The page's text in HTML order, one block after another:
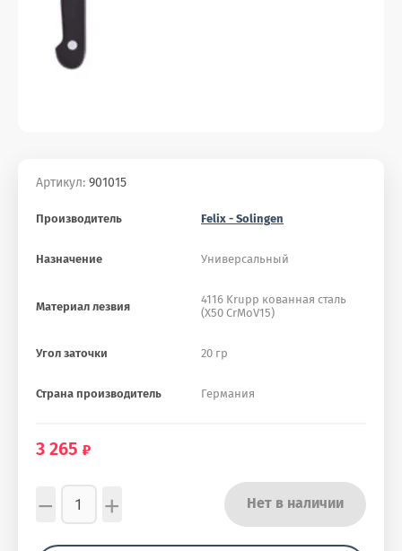
Артикул: 901015
Производитель Felix - Solingen
Назначение Универсальный
Материал лезвия
4116 Krupp кованная сталь
(X50 CrMoV15)
Угол заточки 20 гр
Страна производитель Германия
3 265
− + Нет в наличии